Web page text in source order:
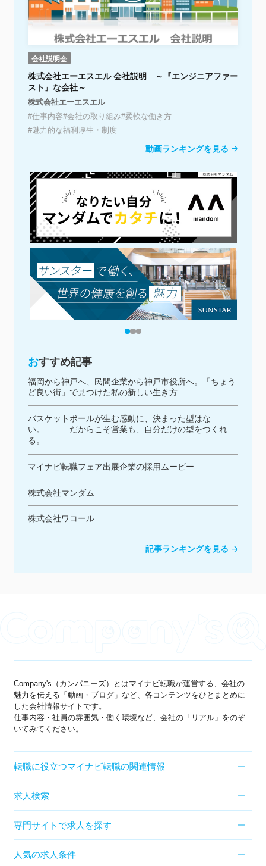
会社説明会
株式会社エーエスエル 会社説明 ～『エンジニアファー
スト』な会社～
株式会社エーエスエル
#仕事内容#会社の取り組み#柔軟な働き方
#魅力的な福利厚生・制度
動画ランキングを見る
おすすめ記事
福岡から神戸へ、民間企業から神戸市役所へ。「ちょう
ど良い街」で見つけた私の新しい生き方
バスケットボールが生む感動に、決まった型はな
い。 だからこそ営業も、自分だけの型をつくれ
る。
マイナビ転職フェア出展企業の採用ムービー
株式会社マンダム
株式会社ワコール
記事ランキングを見る
Company's（カンパニーズ）とはマイナビ転職が運営する、会社の
魅力を伝える「動画・ブログ」など、各コンテンツをひとまとめに
した会社情報サイトです。
仕事内容・社員の雰囲気・働く環境など、会社の「リアル」をのぞ
いてみてください。
転職に役立つマイナビ転職の関連情報
求人検索
専門サイトで求人を探す
人気の求人条件